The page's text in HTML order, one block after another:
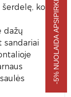
kol ji
dažų
-5% NUOLAIDA APSIPIRKIMUI